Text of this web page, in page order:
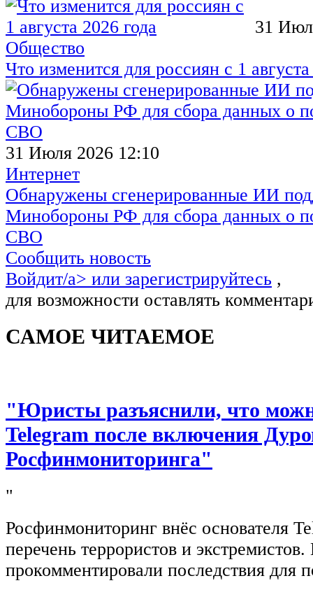
31
Общество
Что изменится для россиян с 1
31 Июля 2026 12:10
Интернет
Обнаружены сгенерированные ИИ
Минобороны РФ для сбора данных о
СВО
Сообщить новость
Войдит/a> или зарегистрируйтесь ,
для возможности оставлять
САМОЕ ЧИТАЕМОЕ
"Юристы разъяснили, что
Telegram после включения
Росфинмониторинга"
"
Росфинмониторинг внёс основателя
перечень террористов и
прокомментировали последствия для